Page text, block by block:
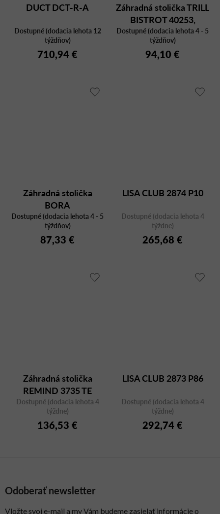
DUCT DCT-R-A
Dostupné (dodacia lehota 12
týždňov)
710,94 €
Záhradná stolička TRILL
BISTROT 40253,
plastová
Dostupné (dodacia lehota 4 - 5
týždňov)
94,10 €
Záhradná stolička
BORA
Dostupné (dodacia lehota 4 - 5
týždňov)
87,33 €
LISA CLUB 2874 P10
Dostupné (dodacia lehota 4
týždne)
265,68 €
Záhradná stolička
REMIND 3735 TE
terakota
Dostupné (dodacia lehota 4
týždne)
136,53 €
LISA CLUB 2873 P86
Dostupné (dodacia lehota 4
týždne)
292,74 €
Odoberať newsletter
Vložte svoj e-mail a my Vám budeme zasielať informácie o